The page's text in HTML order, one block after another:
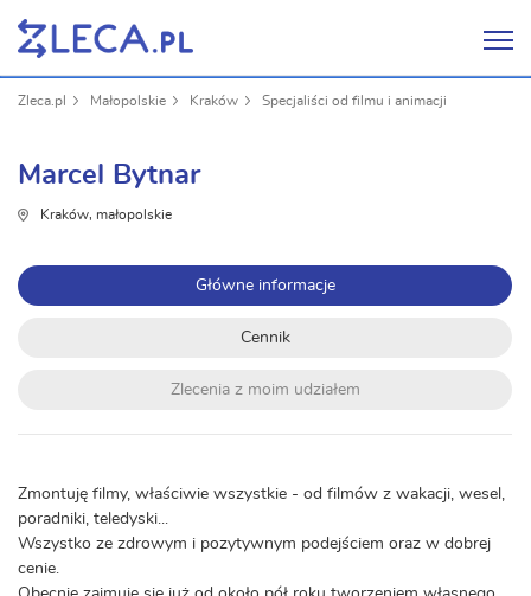
Zleca.pl Małopolskie Kraków Specjaliści od filmu i animacji
Marcel Bytnar
Kraków, małopolskie
Główne informacje
Cennik
Zlecenia z moim udziałem
Zmontuję filmy, właściwie wszystkie - od filmów z wakacji, wesel,
poradniki, teledyski...
Wszystko ze zdrowym i pozytywnym podejściem oraz w dobrej
cenie.